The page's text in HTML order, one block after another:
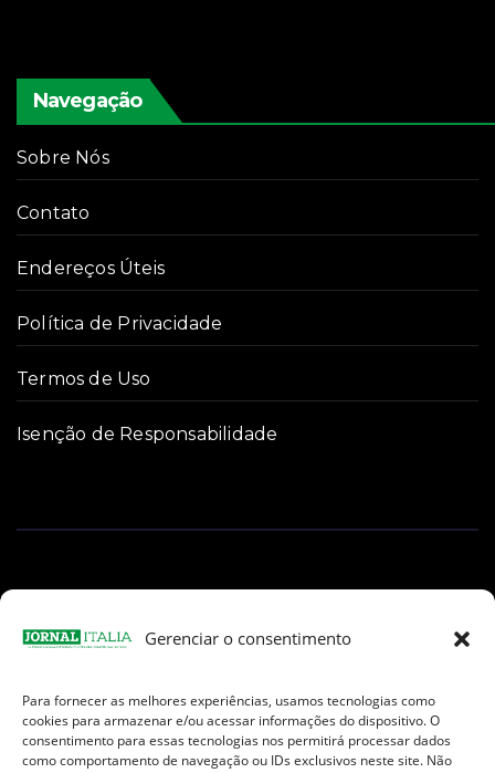
Gerenciar o consentimento
Para fornecer as melhores experiências, usamos tecnologias como
cookies para armazenar e/ou acessar informações do dispositivo. O
consentimento para essas tecnologias nos permitirá processar dados
como comportamento de navegação ou IDs exclusivos neste site. Não
Navegação
Sobre Nós
Contato
Endereços Úteis
Política de Privacidade
Termos de Uso
Isenção de Responsabilidade
Facebook
Instagram
TikTokYoutube
E-
mail